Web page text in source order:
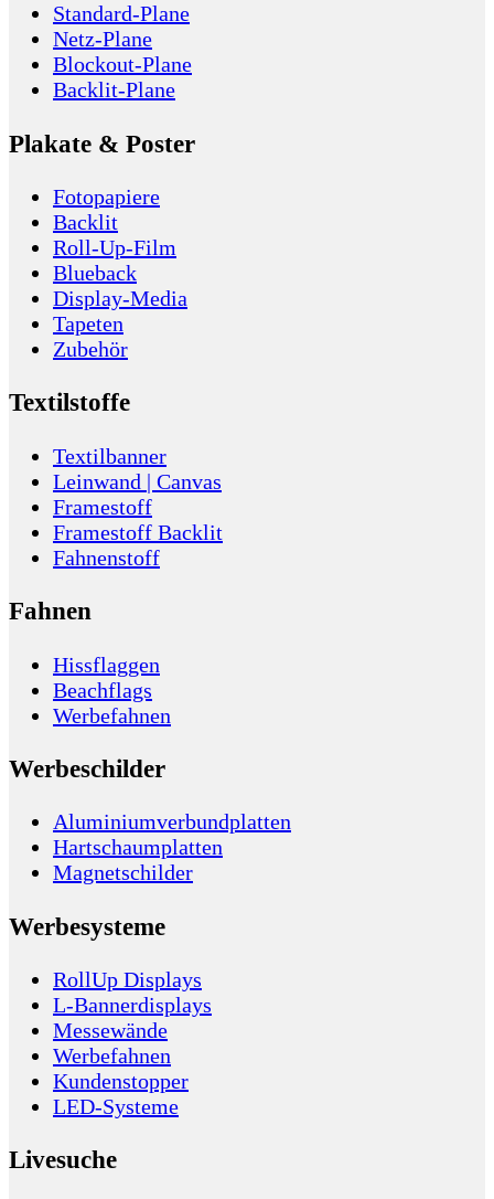
Standard-Plane
Netz-Plane
Blockout-Plane
Backlit-Plane
Plakate & Poster
Fotopapiere
Backlit
Roll-Up-Film
Blueback
Display-Media
Tapeten
Zubehör
Textilstoffe
Textilbanner
Leinwand | Canvas
Framestoff
Framestoff Backlit
Fahnenstoff
Fahnen
Hissflaggen
Beachflags
Werbefahnen
Werbeschilder
Aluminiumverbundplatten
Hartschaumplatten
Magnetschilder
Werbesysteme
RollUp Displays
L-Bannerdisplays
Messewände
Werbefahnen
Kundenstopper
LED-Systeme
Livesuche